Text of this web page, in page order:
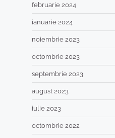
februarie 2024
ianuarie 2024
noiembrie 2023
octombrie 2023
septembrie 2023
august 2023
iulie 2023
octombrie 2022